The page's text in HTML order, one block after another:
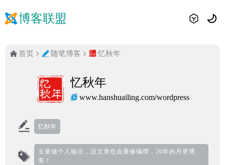
博客联盟
首页 随笔博客 忆秋年
忆秋年
www.hanshuailing.com/wordpress
忆秋年
主要做个人输出，旧文章也会重修编撰，20年的月更博
客！